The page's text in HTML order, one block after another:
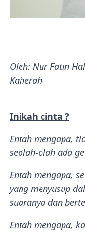
Oleh: Nur Fatin
Kaherah
Inikah cinta ?
Entah mengapa,
seolah-olah ada
Entah mengapa,
yang menyusup
suaranya dan
Entah mengapa,